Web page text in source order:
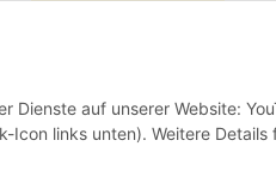
Dienste auf unserer Website:
Icon links unten). Weitere Details